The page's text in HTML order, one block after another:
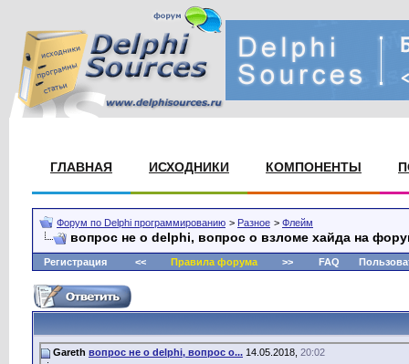
ГЛАВНАЯ ИСХОДНИКИ КОМПОНЕНТЫ
Форум по Delphi программированию > Разное > Флейм
вопрос не о delphi, вопрос о взломе хайда на
Регистрация << Правила форума>> FAQ
Gareth вопрос не о delphi, вопрос о... 14.05.2018, 20:02